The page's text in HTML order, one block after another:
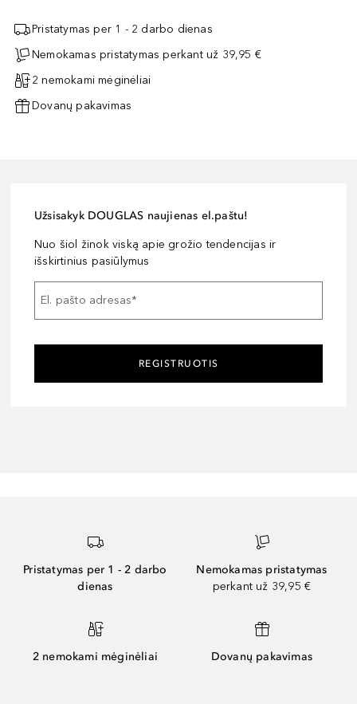
Pristatymas per 1 - 2 darbo dienas
Nemokamas pristatymas perkant už 39,95 €
2 nemokami mėginėliai
Dovanų pakavimas
Užsisakyk DOUGLAS naujienas el.paštu!
Nuo šiol žinok viską apie grožio tendencijas ir
išskirtinius pasiūlymus
El. pašto adresas*
REGISTRUOTIS
Pristatymas per 1 - 2 darbo
dienas
Nemokamas pristatymas
perkant už 39,95 €
2 nemokami mėginėliai Dovanų pakavimas